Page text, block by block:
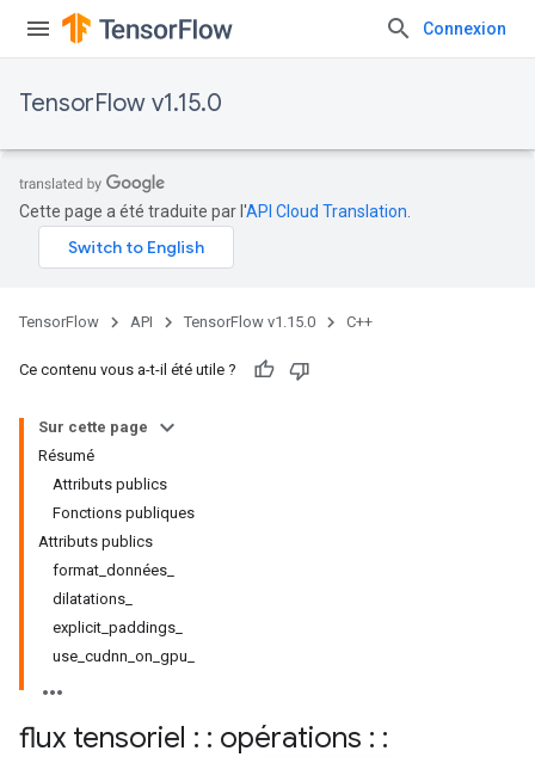
Connexion
TensorFlow v1.15.0
Cette page a été traduite par l'API Cloud Translation
TensorFlow API TensorFlow v1.15.0 C++
Ce contenu vous a-t-il été utile ?
Sur cette page
Résumé
Attributs publics
Fonctions publiques
Attributs publics
format_données_
dilatations_
explicit_paddings_
use_cudnn_on_gpu_
flux tensoriel : : opérations : :